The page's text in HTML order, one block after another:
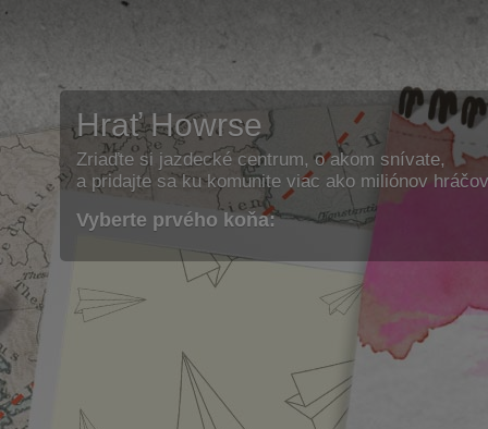
Hrať Howrse
Zriaďte si jazdecké centrum, o akom snívate,
a pridajte sa ku komunite viac ako miliónov
Vyberte prvého koňa: